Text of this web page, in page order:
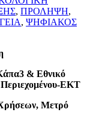
, ΠΡΟΛΗΨΗ,
, ΨΗΦΙΑΚΟΣ
& Εθνικό
ΕΚΤ
Μετρό